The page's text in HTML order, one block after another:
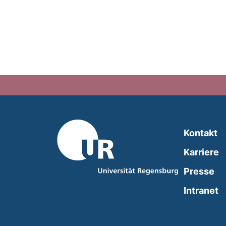
Kontakt
Karriere
Presse
Intranet